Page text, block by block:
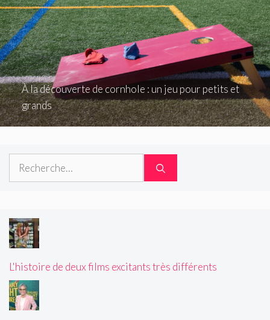
À la découverte de cornhole : un jeu pour petits et
grands
Rechercher :
L'histoire de deux films excitants très différents